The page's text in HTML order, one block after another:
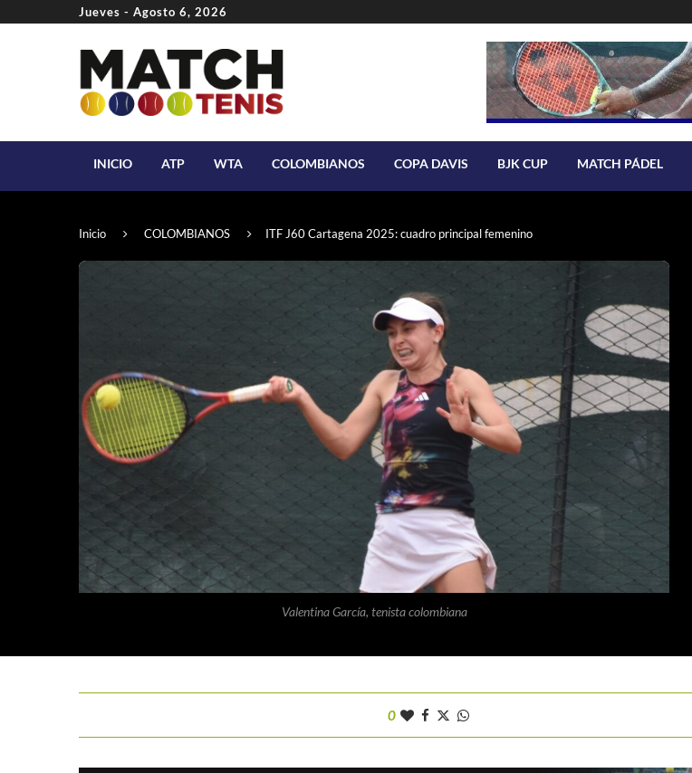
Jueves - Agosto 6, 2026
INICIO ATP WTA COLOMBIANOS COPA DAVIS BJK CUP MATCH PÁDEL
Inicio COLOMBIANOS ITF J60 Cartagena 2025: cuadro principal femenino
Valentina García, tenista colombiana
0